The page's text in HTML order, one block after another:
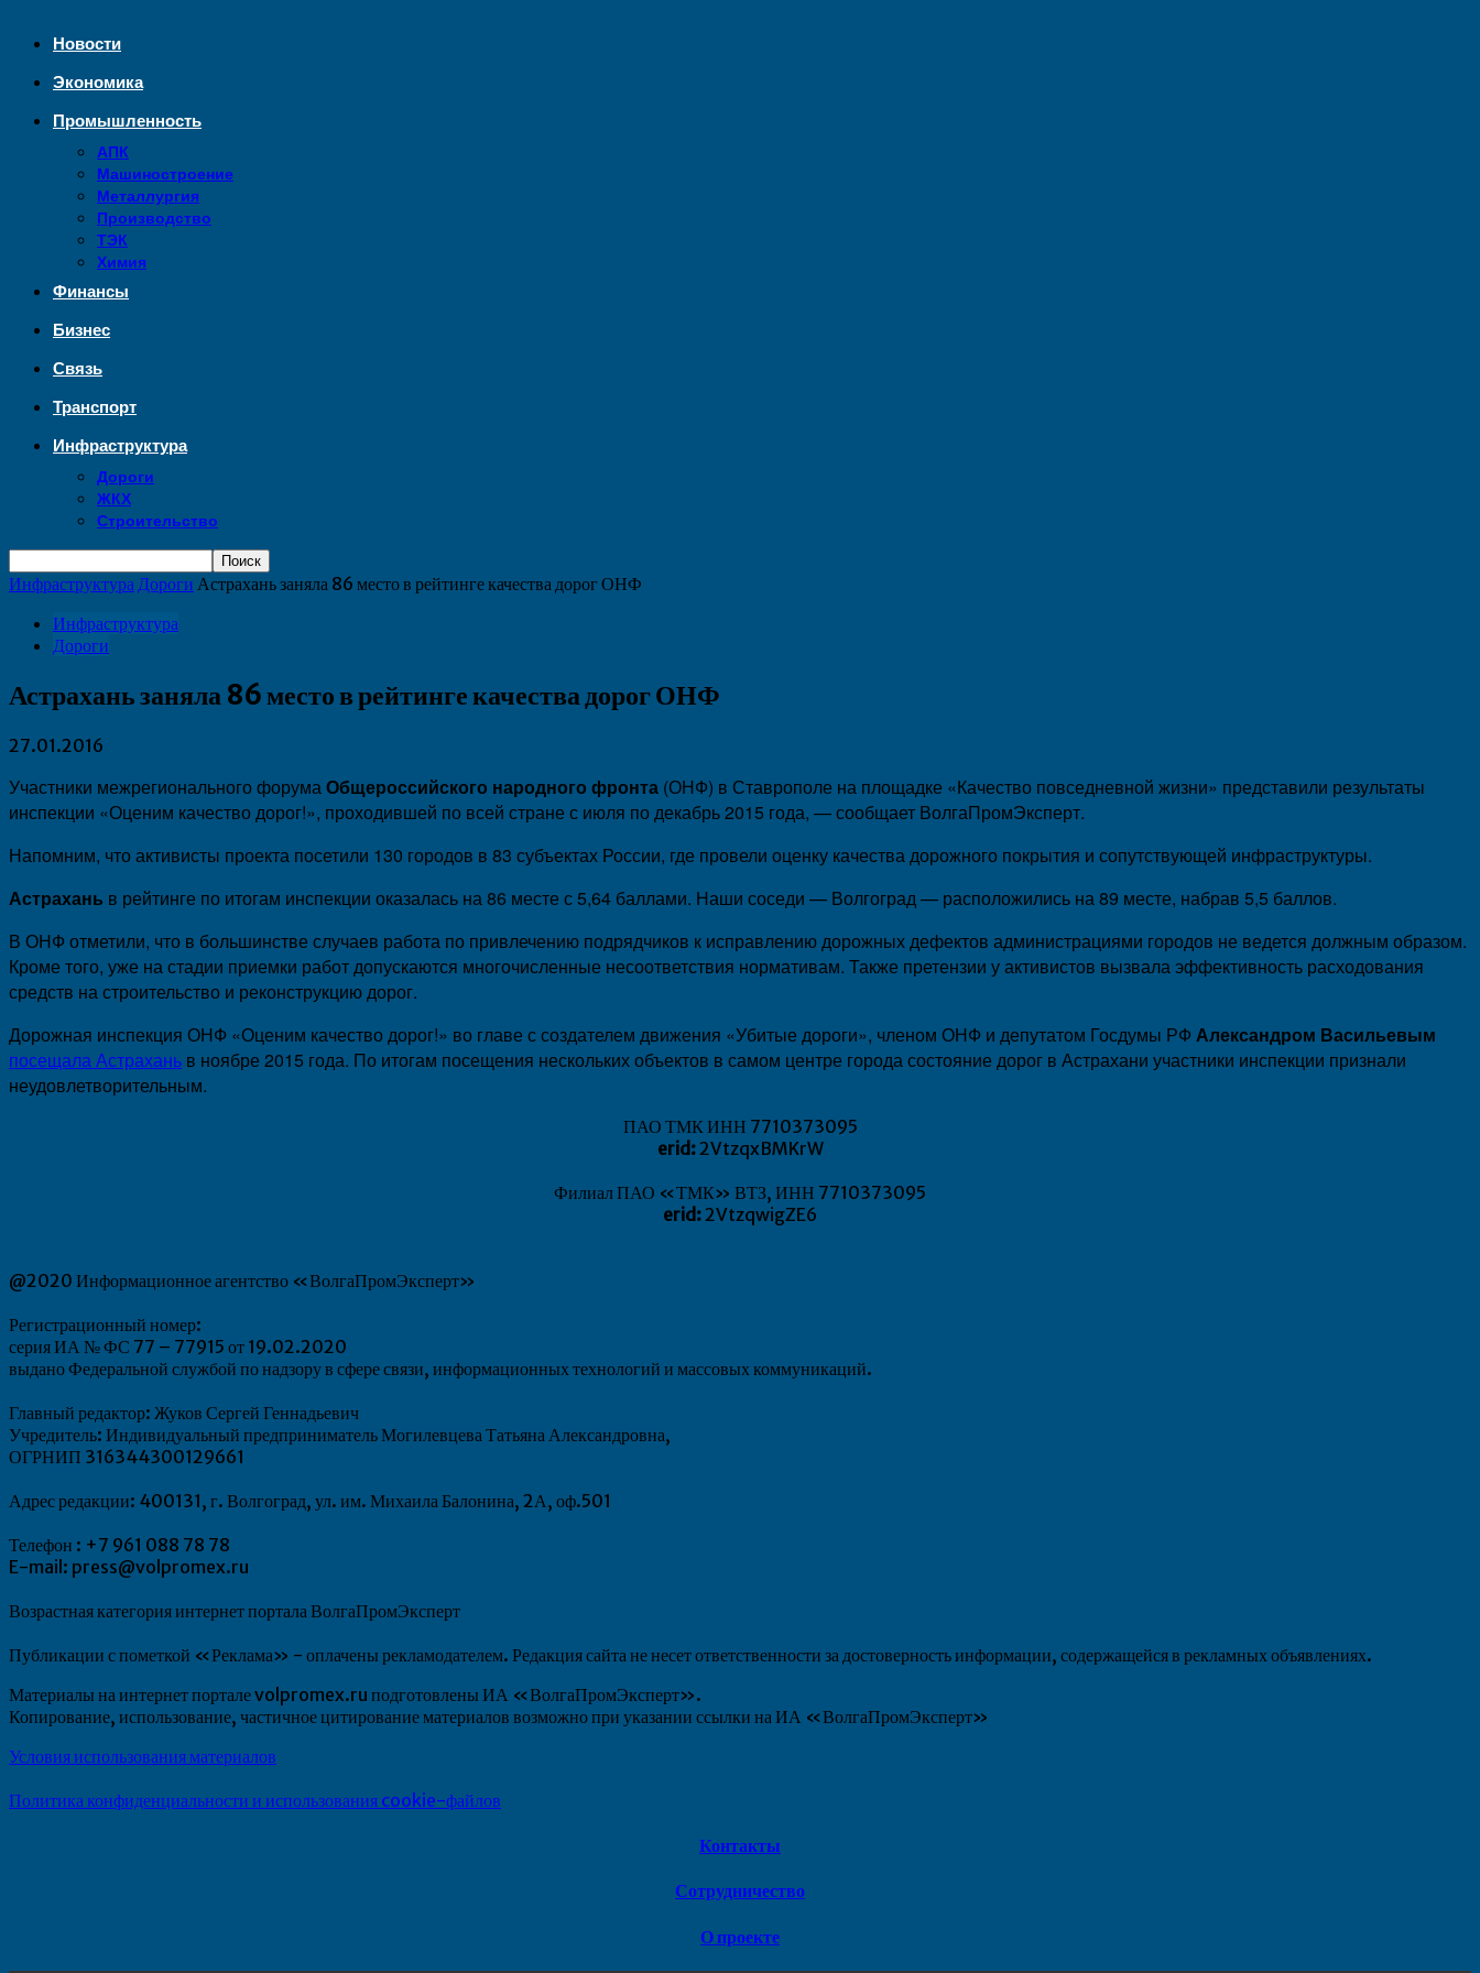
Новости
Экономика
Промышленность
АПК
Машиностроение
Металлургия
Производство
ТЭК
Химия
Финансы
Бизнес
Связь
Транспорт
Инфраструктура
Дороги
ЖКХ
Строительство
ИнфраструктураДороги Астрахань заняла 86 место в рейтинге качества дорог ОНФ
Инфраструктура
Дороги
Астрахань заняла 86 место в рейтинге качества дорог ОНФ
27.01.2016
Участники межрегионального форумаОбщероссийского народного фронта (ОНФ) в Ставрополе на площадке «Качество повседневной жизни» представили результаты
инспекции «Оценим качество дорог!», проходившей по всей стране с июля по декабрь 2015 года, — сообщает ВолгаПромЭксперт.
Напомним, что активисты проекта посетили 130 городов в 83 субъектах России, где провели оценку качества дорожного покрытия и сопутствующей инфраструктуры.
Астрахань в рейтинге по итогам инспекции оказалась на 86 месте с 5,64 баллами. Наши соседи — Волгоград — расположились на 89 месте, набрав 5,5 баллов.
В ОНФ отметили, что в большинстве случаев работа по привлечению подрядчиков к исправлению дорожных дефектов администрациями городов не ведется должным образом.
Кроме того, уже на стадии приемки работ допускаются многочисленные несоответствия нормативам. Также претензии у активистов вызвала эффективность расходования
средств на строительство и реконструкцию дорог.
Дорожная инспекция ОНФ «Оценим качество дорог!» во главе с создателем движения «Убитые дороги», членом ОНФ и депутатом Госдумы РФАлександром Васильевым
посещала Астрахань в ноябре 2015 года. По итогам посещения нескольких объектов в самом центре города состояние дорог в Астрахани участники инспекции признали
неудовлетворительным.
ПАО ТМК ИНН 7710373095
erid:2VtzqxBMKrW
Филиал ПАО «ТМК» ВТЗ, ИНН 7710373095
erid:2VtzqwigZE6
@2020 Информационное агентство «ВолгаПромЭксперт»
Регистрационный номер:
серия ИА № ФС 77 – 77915 от 19.02.2020
выдано Федеральной службой по надзору в сфере связи, информационных технологий и массовых коммуникаций.
Главный редактор: Жуков Сергей Геннадьевич
Учредитель: Индивидуальный предприниматель Могилевцева Татьяна Александровна,
ОГРНИП 316344300129661
Адрес редакции: 400131, г. Волгоград, ул. им. Михаила Балонина, 2А, оф.501
Телефон : +7 961 088 78 78
E-mail: press@volpromex.ru
Возрастная категория интернет портала ВолгаПромЭксперт
Публикации с пометкой «Реклама» - оплачены рекламодателем. Редакция сайта не несет ответственности за достоверность информации, содержащейся в рекламных объявлениях.
Материалы на интернет портале volpromex.ru подготовлены ИА «ВолгаПромЭксперт».
Копирование, использование, частичное цитирование материалов возможно при указании ссылки на ИА «ВолгаПромЭксперт»
Условия использования материалов
Политика конфиденциальности и использования cookie-файлов
Контакты
Сотрудничество
О проекте